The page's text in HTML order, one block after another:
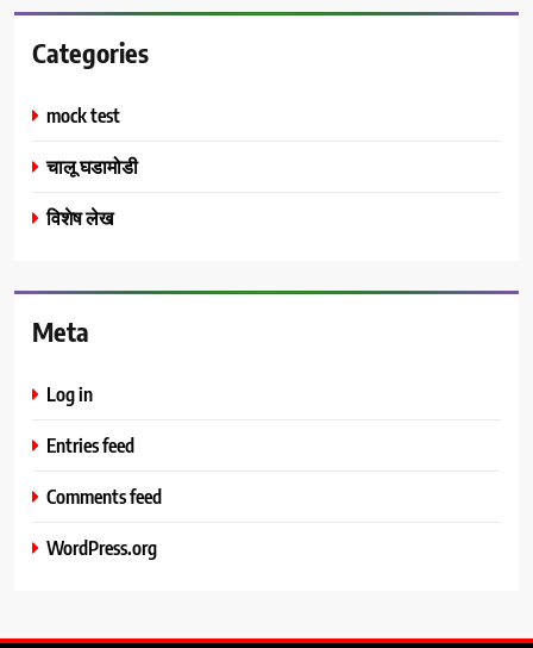
Categories
mock test
चालू घडामोडी
विशेष लेख
Meta
Log in
Entries feed
Comments feed
WordPress.org